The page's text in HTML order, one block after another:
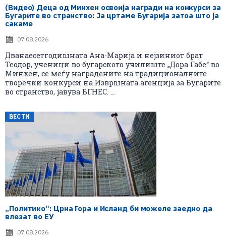
(Видео) Деца од Минхен освоија награди на конкурси за
Бугарите во странство: Ја цртаме Бугарија затоа што ја
сакаме
07.08.2026
Дванаесетгодишната Ана-Марија и нејзиниот брат
Теодор, ученици во бугарското училиште „Дора Габе“ во
Минхен, се меѓу наградените на традиционалните
творечки конкурси на Извршната агенција за Бугарите
во странство, јавува БГНЕС. ...
ВЕСТИ
„Политико“: Црна Гора и Исланд би можеле заедно да
влезат во ЕУ
07.08.2026